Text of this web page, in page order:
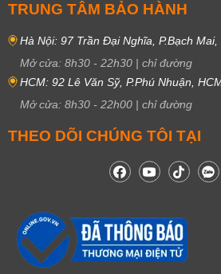
TRUNG TÂM BẢO HÀNH
Hà Nội: 97 Trần Đại Nghĩa, P.Bạch Mai,
Mở cửa: 8h30 - 22h30 | chỉ đường
HCM: 92 Lê Văn Sỹ, P.Phú Nhuận,
Mở cửa: 8h30 - 22h00 | chỉ đường
THEO DÕI CHÚNG TÔI TẠI